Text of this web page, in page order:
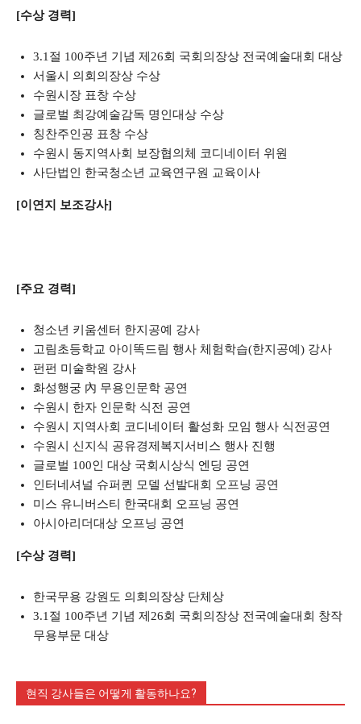
[수상 경력]
3.1절 100주년 기념 제26회 국회의장상 전국예술대회 대상
서울시 의회의장상 수상
수원시장 표창 수상
글로벌 최강예술감독 명인대상 수상
칭찬주인공 표창 수상
수원시 동지역사회 보장협의체 코디네이터 위원
사단법인 한국청소년 교육연구원 교육이사
[이연지 보조강사]
[주요 경력]
청소년 키움센터 한지공예 강사
고림초등학교 아이똑드림 행사 체험학습(한지공예) 강사
펀펀 미술학원 강사
화성행궁 內 무용인문학 공연
수원시 한자 인문학 식전 공연
수원시 지역사회 코디네이터 활성화 모임 행사 식전공연
수원시 신지식 공유경제복지서비스 행사 진행
글로벌 100인 대상 국회시상식 엔딩 공연
인터네셔널 슈퍼퀸 모델 선발대회 오프닝 공연
미스 유니버스티 한국대회 오프닝 공연
아시아리더대상 오프닝 공연
[수상 경력]
한국무용 강원도 의회의장상 단체상
3.1절 100주년 기념 제26회 국회의장상 전국예술대회 창작
무용부문 대상
현직 강사들은 어떻게 활동하나요?